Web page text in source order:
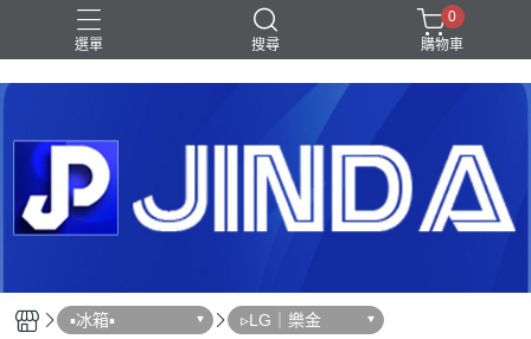
選單 搜尋
Shark｜Ninja 滾筒洗衣機 除濕機 電視
0
購物車
▪︎冰箱▪︎ ▹LG｜樂金